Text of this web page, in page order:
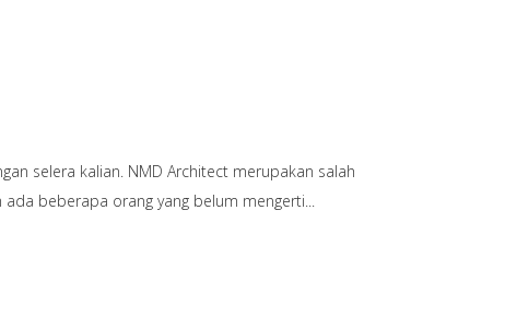
selera kalian. NMD Architect merupakan salah
beberapa orang yang belum mengerti